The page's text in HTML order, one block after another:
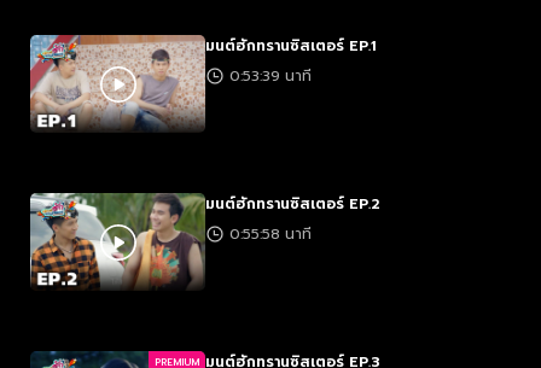
มนต์ฮักทรานซิสเตอร์ EP.1
0:53:39 นาที
มนต์ฮักทรานซิสเตอร์ EP.2
0:55:58 นาที
PREMIUM มนต์ฮักทรานซิสเตอร์ EP.3